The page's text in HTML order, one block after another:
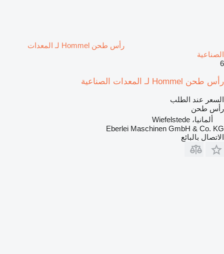
رأس طحن Hommel لـ المعدات
الصناعية
6
رأس طحن Hommel لـ المعدات الصناعية
السعر عند الطلب
رأس طحن
ألمانيا، Wiefelstede
Eberlei Maschinen GmbH & Co. KG
الاتصال بالبائع